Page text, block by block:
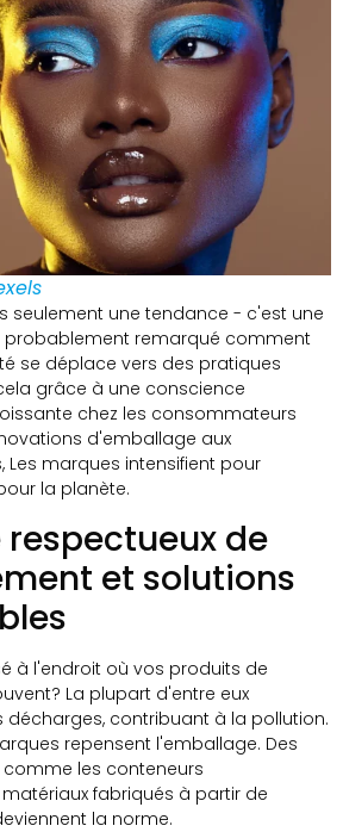
seulement une tendance - c'est une
probablement remarqué comment
se déplace vers des pratiques
grâce à une conscience
chez les consommateurs
d'emballage aux
marques intensifient pour
la planète.
de
et solutions
à l'endroit où vos produits de
La plupart d'entre eux
décharges, contribuant à la pollution.
repensent l'emballage. Des
les conteneurs
fabriqués à partir de
la norme.